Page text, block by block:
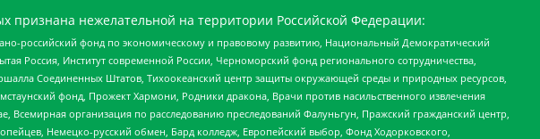
признана нежелательной на территории Российской Федерации:
российский фонд по экономическому и правовому развитию, Национальный Демократический
Россия, Институт современной России, Черноморский фонд регионального сотрудничества,
Соединенных Штатов, Тихоокеанский центр защиты окружающей среды и природных ресурсов,
фонд, Прожект Хармони, Родники дракона, Врачи против насильственного извлечения
организация по расследованию преследований Фалуньгун, Пражский гражданский центр,
Немецко-русский обмен, Бард колледж, Европейский выбор, Фонд Ходорковского,